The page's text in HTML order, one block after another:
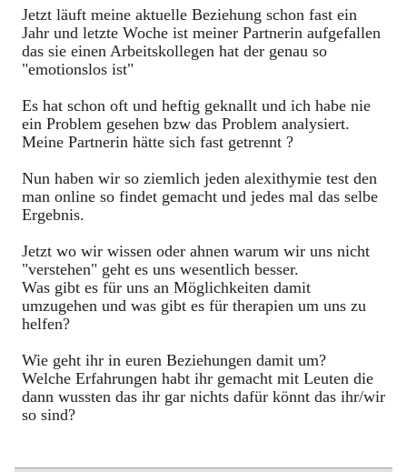
Englisch Deutsch
Jetzt läuft meine aktuelle Beziehung schon fast ein
Jahr und letzte Woche ist meiner Partnerin aufgefallen
das sie einen Arbeitskollegen hat der genau so
"emotionslos ist"
Es hat schon oft und heftig geknallt und ich habe nie
ein Problem gesehen bzw das Problem analysiert.
Meine Partnerin hätte sich fast getrennt ?
Nun haben wir so ziemlich jeden alexithymie test den
man online so findet gemacht und jedes mal das selbe
Ergebnis.
Jetzt wo wir wissen oder ahnen warum wir uns nicht
"verstehen" geht es uns wesentlich besser.
Was gibt es für uns an Möglichkeiten damit
umzugehen und was gibt es für therapien um uns zu
helfen?
Wie geht ihr in euren Beziehungen damit um?
Welche Erfahrungen habt ihr gemacht mit Leuten die
dann wussten das ihr gar nichts dafür könnt das ihr/wir
so sind?